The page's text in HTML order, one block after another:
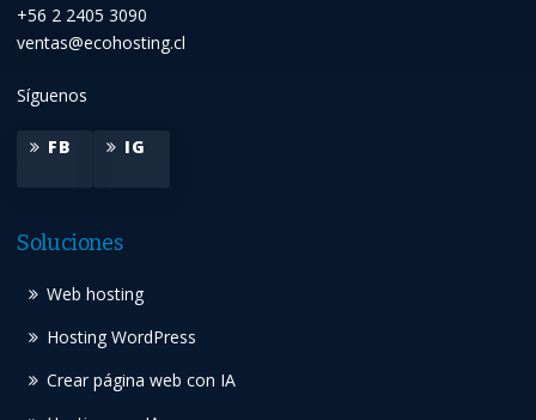
+56 2 2405 3090
ventas@ecohosting.cl
Síguenos
FB IG
Soluciones
Web hosting
Hosting WordPress
Crear página web con IA